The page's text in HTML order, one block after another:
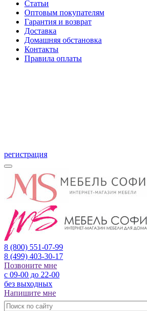
Статьи
Оптовым покупателям
Гарантия и возврат
Доставка
Домашняя обстановка
Контакты
Правила оплаты
регистрация
8 (800) 551-07-99
8 (499) 403-30-17
Позвоните мне
с 09-00 до 22-00
без выходных
Напишите мне